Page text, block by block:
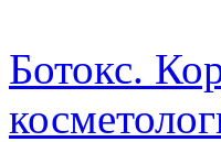
Ботокс.